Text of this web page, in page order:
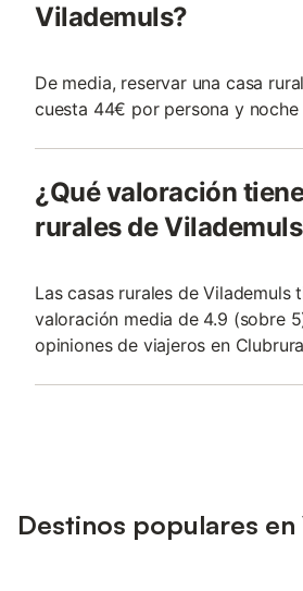
Vilademuls?
De media, reservar una casa
cuesta 44€ por persona y noche
¿Qué valoración
rurales de
Las casas rurales de Vilademuls
valoración media de 4.9 (sobre
opiniones de viajeros en
Destinos populares